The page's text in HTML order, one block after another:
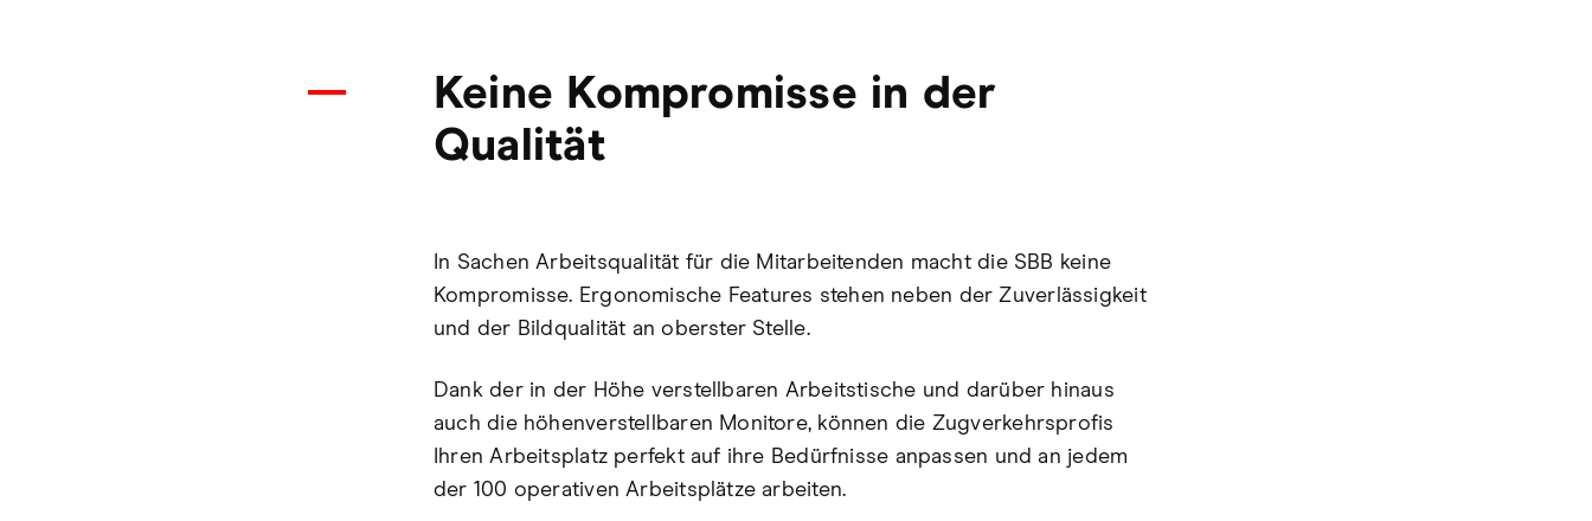
Keine Kompromisse in der
Qualität
In Sachen Arbeitsqualität für die Mitarbeitenden macht die SBB keine
Kompromisse. Ergonomische Features stehen neben der Zuverlässigkeit
und der Bildqualität an oberster Stelle.
Dank der in der Höhe verstellbaren Arbeitstische und darüber hinaus
auch die höhenverstellbaren Monitore, können die Zugverkehrsprofis
Ihren Arbeitsplatz perfekt auf ihre Bedürfnisse anpassen und an jedem
der 100 operativen Arbeitsplätze arbeiten.